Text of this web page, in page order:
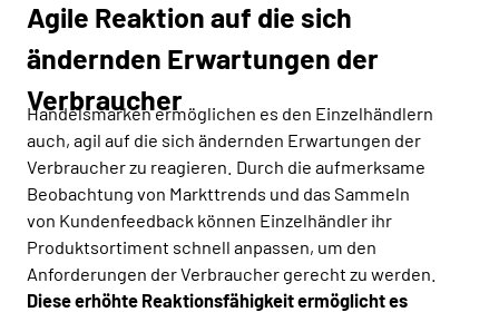
Agile Reaktion auf die sich
ändernden Erwartungen der
Verbraucher
Handelsmarken ermöglichen es den Einzelhändlern
auch, agil auf die sich ändernden Erwartungen der
Verbraucher zu reagieren. Durch die aufmerksame
Beobachtung von Markttrends und das Sammeln
von Kundenfeedback können Einzelhändler ihr
Produktsortiment schnell anpassen, um den
Anforderungen der Verbraucher gerecht zu werden.
Diese erhöhte Reaktionsfähigkeit ermöglicht es